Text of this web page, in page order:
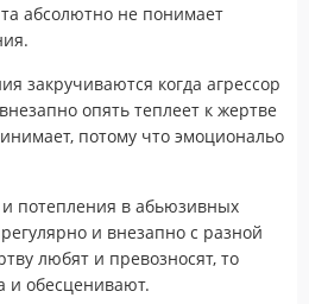
абсолютно не понимает
закручиваются когда агрессор
опять теплеет к жертве
потому что эмоциональо
потепления в абьюзивных
и внезапно с разной
любят и превозносят, то
и обесценивают.